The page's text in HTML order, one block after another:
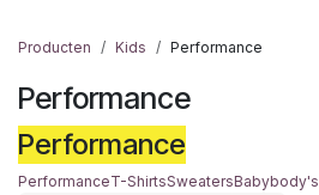
Producten Kids Performance
Performance
Performance
PerformanceT-ShirtsSweatersBabybody's